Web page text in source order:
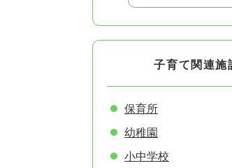
子育て関連施
保育所
幼稚園
小中学校